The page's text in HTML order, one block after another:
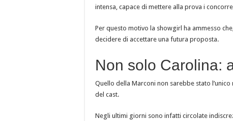
intensa, capace di mettere alla prova i
Per questo motivo la showgirl ha ammesso
decidere di accettare una futura proposta.
Non solo Carolina:
Quello della Marconi non sarebbe stato
del cast.
Negli ultimi giorni sono infatti circolate